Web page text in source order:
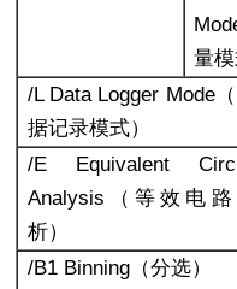
量模
/L Data Logger Mode
据记录模式）
/E Equivalent
Analysis （等效电路
析）
/B1 Binning（分选）